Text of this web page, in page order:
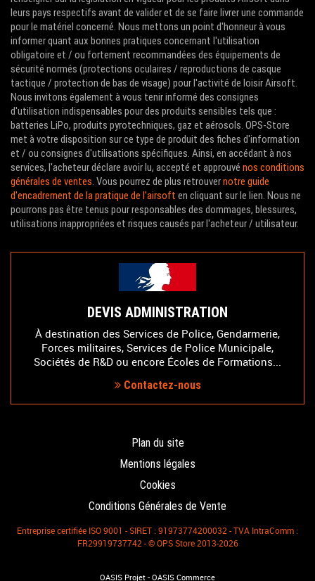
leurs pays respectifs avant de valider et de se faire livrer une commande
pour le matériel concerné. Nous mettons un point d'honneur à vous
informer quant aux bonnes pratiques concernant l'utilisation
obligatoire et / ou fortement recommandées des équipements de
sécurité normés (protections oculaires / reproductions de casque
tactique / protection de bas de visage) pour l'activité de loisir Airsoft.
Nous invitons également à vous tenir informé des consignes
d'utilisation indispensables pour des produits sensibles tels que :
batteries LiPo, produits pyrotechniques, gaz et aérosols. OPS-Store
met à votre disposition sur ce type de produit des fiches d'information
et / ou consignes d'utilisations spécifiques. Ainsi, en accédant à nos
services, l'acheteur déclare avoir lu, accepté et approuvé nos conditions
générales de ventes. Vous pourrez de plus retrouvernotre guide
d'encadrement de la pratique de l'airsoft en cliquant sur le lien. Nous ne
pourrons pas être tenus pour responsables des dommages, blessures,
utilisations inappropriées et risques causés par l'acheteur / utilisateur.
DEVIS ADMINISTRATION
À destination des Services de Police, Gendarmerie,
Forces militaires, Services de Police Municipale,
Sociétés de R&D ou encore Écoles de Formations...
Contactez-nous
Plan du site
Mentions légales
Cookies
Conditions Générales de Vente
Entreprise certifiée ISO 9001 - SIRET : 91973774200032 - TVA IntraComm :
FR29919737742 - © OPS Store 2013-2026
OASIS Projet - OASIS Commerce